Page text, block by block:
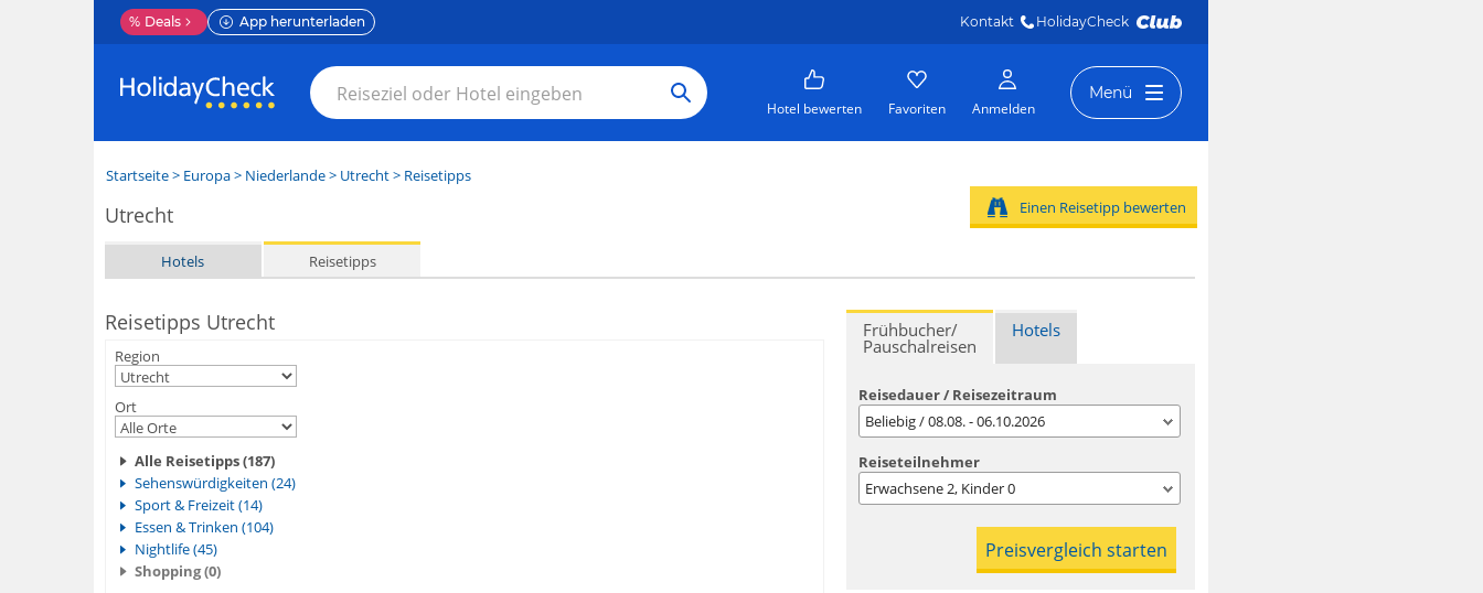
% Deals App herunterladen Kontakt HolidayCheck
Hotel bewerten Favoriten Anmelden
Menü
Startseite> Europa> Niederlande> Utrecht> Reisetipps
Utrecht
Hotels Reisetipps
Einen Reisetipp bewerten
Reisetipps Utrecht
Region
Ort
Alle Reisetipps (187)
Sehenswürdigkeiten (24)
Sport & Freizeit (14)
Essen & Trinken (104)
Nightlife (45)
Shopping (0)
Frühbucher/
Pauschalreisen
Hotels
Reisedauer / Reisezeitraum
Beliebig / 08.08. - 06.10.2026
Reiseteilnehmer
Erwachsene2, Kinder0